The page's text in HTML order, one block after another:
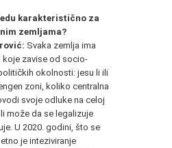
karakteristično za
zemljama?
Svaka zemlja ima
zavise od socio-
okolnosti: jesu li ili
zoni, koliko centralna
svoje odluke na celoj
može da se legalizuje
U 2020. godini, što se
je inteziviranje